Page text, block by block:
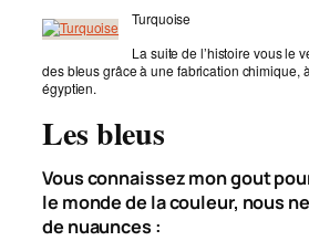
Turquoise
La suite de l’histoire vous le
des bleus grâce à une fabrication chimique,
égyptien.
Les bleus
Vous connaissez mon gout
le monde de la couleur, nous
de nuaunces :